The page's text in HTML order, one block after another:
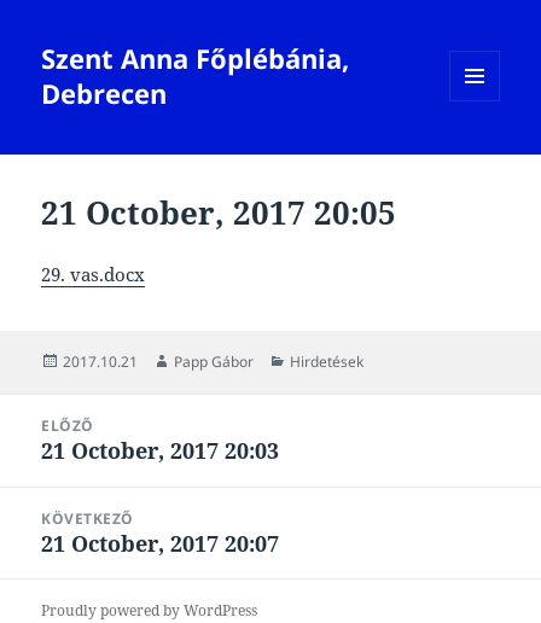
Szent Anna Főplébánia,
Debrecen
WIDGETEK
21 October, 2017 20:05
29. vas.docx
Közzétéve
2017.10.21 Szerző
Papp Gábor Kategória
Hirdetések
navigáció
ELŐZŐ
Korábbi
21 October, 2017 20:03
KÖVETKEZŐ
Következő
21 October, 2017 20:07
Proudly powered by WordPress